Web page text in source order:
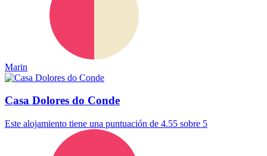
Marin
Casa Dolores do Conde
Este alojamiento tiene una puntuación de 4.55 sobre 5